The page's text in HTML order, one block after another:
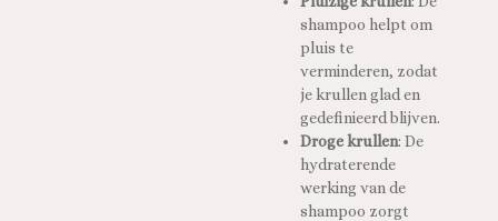
shampoo helpt om
pluis te
verminderen, zodat
je krullen glad en
gedefinieerd blijven.
Droge krullen: De
hydraterende
werking van de
shampoo zorgt